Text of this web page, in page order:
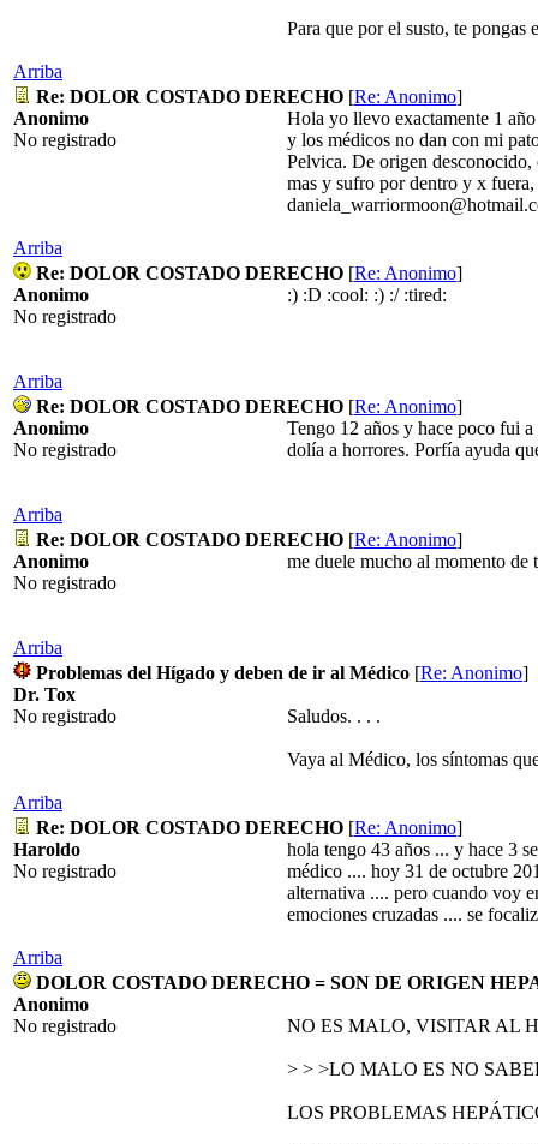
Para que por el susto, te
Arriba
Re: DOLOR COSTADO DERECHO [Re: Anonimo]
Anonimo
No registrado
Hola yo llevo exactamente 1
y los médicos no dan con mi
Pelvica. De origen desconocido,
mas y sufro por dentro y x fuera,
Arriba
Re: DOLOR COSTADO DERECHO [Re: Anonimo]
Anonimo
No registrado
:) :D :cool: :) :/ :tired:
Arriba
Re: DOLOR COSTADO DERECHO [Re: Anonimo]
Anonimo
No registrado
Tengo 12 años y hace poco fui
dolía a horrores. Porfía ayuda
Arriba
Re: DOLOR COSTADO DERECHO [Re: Anonimo]
Anonimo
No registrado
me duele mucho al momento de
Arriba
Problemas del Hígado y deben de ir al Médico [Re: Anonimo]
Dr. Tox
No registrado
Saludos. . . .
Vaya al Médico, los síntomas
Arriba
Re: DOLOR COSTADO DERECHO [Re: Anonimo]
Haroldo
No registrado
hola tengo 43 años ... y hace 3
médico .... hoy 31 de octubre
alternativa .... pero cuando voy
emociones cruzadas .... se
Arriba
DOLOR COSTADO DERECHO = SON DE ORIGEN
Anonimo
No registrado
NO ES MALO, VISITAR AL
> > >LO MALO ES NO
LOS PROBLEMAS